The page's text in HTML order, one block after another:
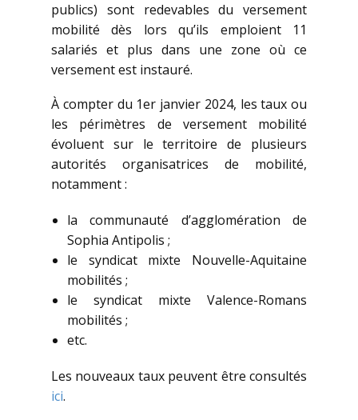
publics) sont redevables du versement
mobilité dès lors qu’ils emploient 11
salariés et plus dans une zone où ce
versement est instauré.
À compter du 1er janvier 2024, les taux ou
les périmètres de versement mobilité
évoluent sur le territoire de plusieurs
autorités organisatrices de mobilité,
notamment :
la communauté d’agglomération de
Sophia Antipolis ;
le syndicat mixte Nouvelle-Aquitaine
mobilités ;
le syndicat mixte Valence-Romans
mobilités ;
etc.
Les nouveaux taux peuvent être consultés
ici.